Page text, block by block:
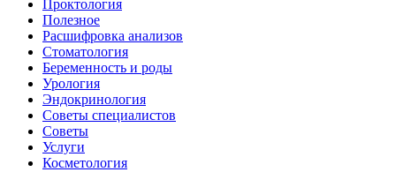
Проктология
Полезное
Расшифровка анализов
Стоматология
Беременность и роды
Урология
Эндокринология
Советы специалистов
Советы
Услуги
Косметология